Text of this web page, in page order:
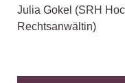
Julia Gokel (SRH
Rechtsanwältin)